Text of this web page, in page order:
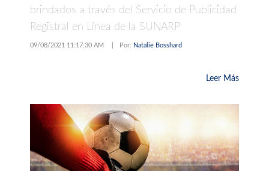
brindados a través del Servicio de Publicidad
Registral en Línea de la SUNARP
09/08/2021 11:17:30 AM Por: Natalie Bosshard
Leer Más